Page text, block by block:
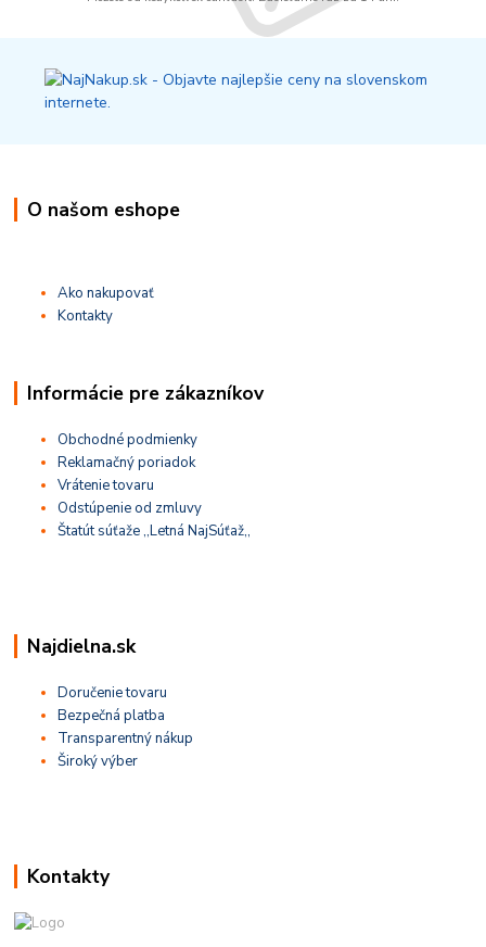
O našom eshope
Ako nakupovať
Kontakty
Informácie pre zákazníkov
Obchodné podmienky
Reklamačný poriadok
Vrátenie tovaru
Odstúpenie od zmluvy
Štatút súťaže ,,Letná NajSúťaž,,
Najdielna.sk
Doručenie tovaru
Bezpečná platba
Transparentný nákup
Široký výber
Kontakty